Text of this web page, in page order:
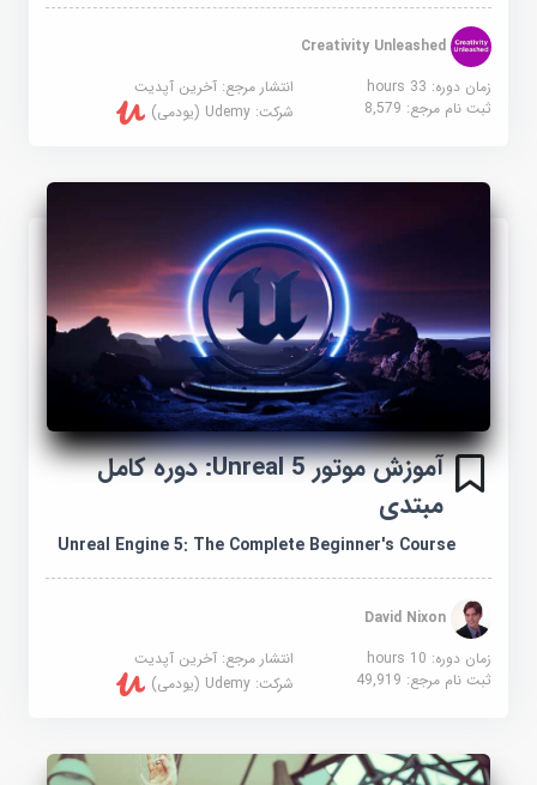
Creativity Unleashed
زمان دوره: 33 hours
انتشار مرجع:آخرین آپدیت
ثبت نام مرجع:8,579 شرکت:Udemy (یودمی)
آموزش موتور Unreal 5: دوره کامل
مبتدی
Unreal Engine 5: The Complete Beginner's Course
David Nixon
زمان دوره: 10 hours
انتشار مرجع:آخرین آپدیت
ثبت نام مرجع:49,919 شرکت:Udemy (یودمی)